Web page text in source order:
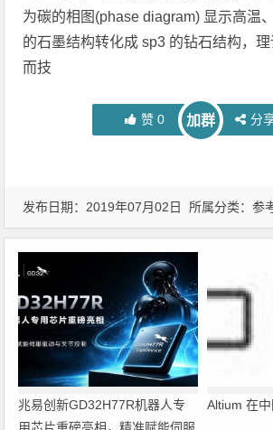
为碳的相图(phase diagram) 显示高温
的石墨结构转化成 sp3 的钻石结构，理
而技
赞 0 加群 分
发布日期：2019年07月02日 所属分类：参
兆易创新GD32H77R机器人专
用芯片重磅亮相，精准赋能伺服
Altium 在